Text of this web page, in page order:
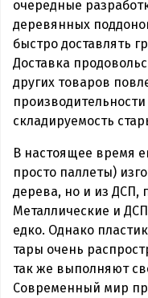
очередные
деревянных
быстро доставлять
Доставка
других товаров
складируемость
В настоящее время
просто паллеты)
дерева, но и из ДСП,
Металлические и
едко. Однако
тары очень
так же выполняют
Современный мир